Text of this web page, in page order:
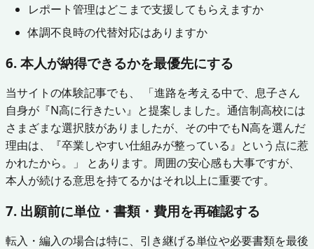
レポート管理はどこまで支援してもらえますか
体調不良時の代替対応はありますか
6. 本人が納得できるかを最優先にする
当サイトの体験記事でも、 「進路を考える中で、息子さん
自身が『N高に行きたい』と提案しました。通信制高校には
さまざまな選択肢がありましたが、その中でもN高を選んだ
理由は、『卒業しやすい仕組みが整っている』という点に惹
かれたから。」 とあります。周囲の安心感も大事ですが、
本人が続ける意思を持てるかはそれ以上に重要です。
7. 出願前に単位・書類・費用を再確認する
転入・編入の場合は特に、引き継げる単位や必要書類を最後